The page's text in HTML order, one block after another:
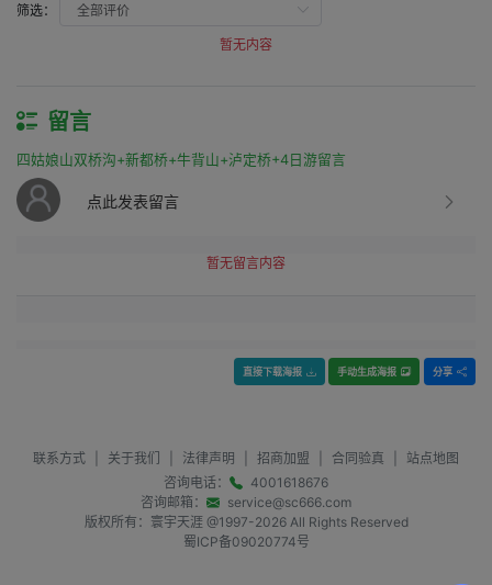
筛选：
暂无内容
留言
四姑娘山双桥沟+新都桥+牛背山+泸定桥+4日游留言
点此发表留言
暂无留言内容
直接下载海报 手动生成海报 分享
联系方式 关于我们 法律声明 招商加盟 合同验真
站点地图
咨询电话：
4001618676
咨询邮箱：
service@sc666.com
版权所有：寰宇天涯 @1997-2026All Rights Reserved
蜀ICP备09020774号